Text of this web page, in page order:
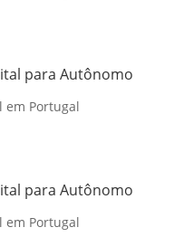
para Autônomo
em Portugal
para Autônomo
em Portugal